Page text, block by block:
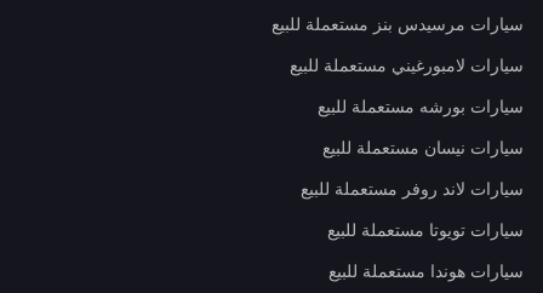
سيارات مرسيدس بنز مستعملة للبيع
سيارات لامبورغيني مستعملة للبيع
سيارات بورشه مستعملة للبيع
سيارات نيسان مستعملة للبيع
سيارات لاند روفر مستعملة للبيع
سيارات تويوتا مستعملة للبيع
سيارات هوندا مستعملة للبيع